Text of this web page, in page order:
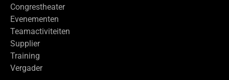
Congrestheater
Evenementen
Teamactiviteiten
Supplier
Training
Vergader